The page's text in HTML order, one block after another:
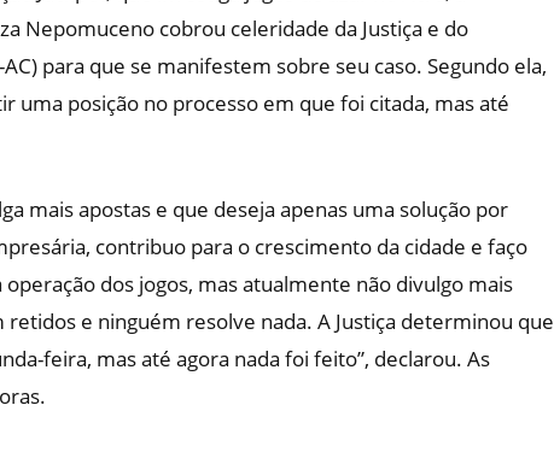
Nepomuceno cobrou celeridade da Justiça e do
para que se manifestem sobre seu caso. Segundo ela,
uma posição no processo em que foi citada, mas até
mais apostas e que deseja apenas uma solução por
contribuo para o crescimento da cidade e faço
dos jogos, mas atualmente não divulgo mais
e ninguém resolve nada. A Justiça determinou que
feira, mas até agora nada foi feito”, declarou. As